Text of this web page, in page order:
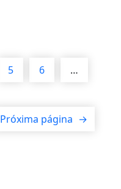
5 6
…
Próxima página →